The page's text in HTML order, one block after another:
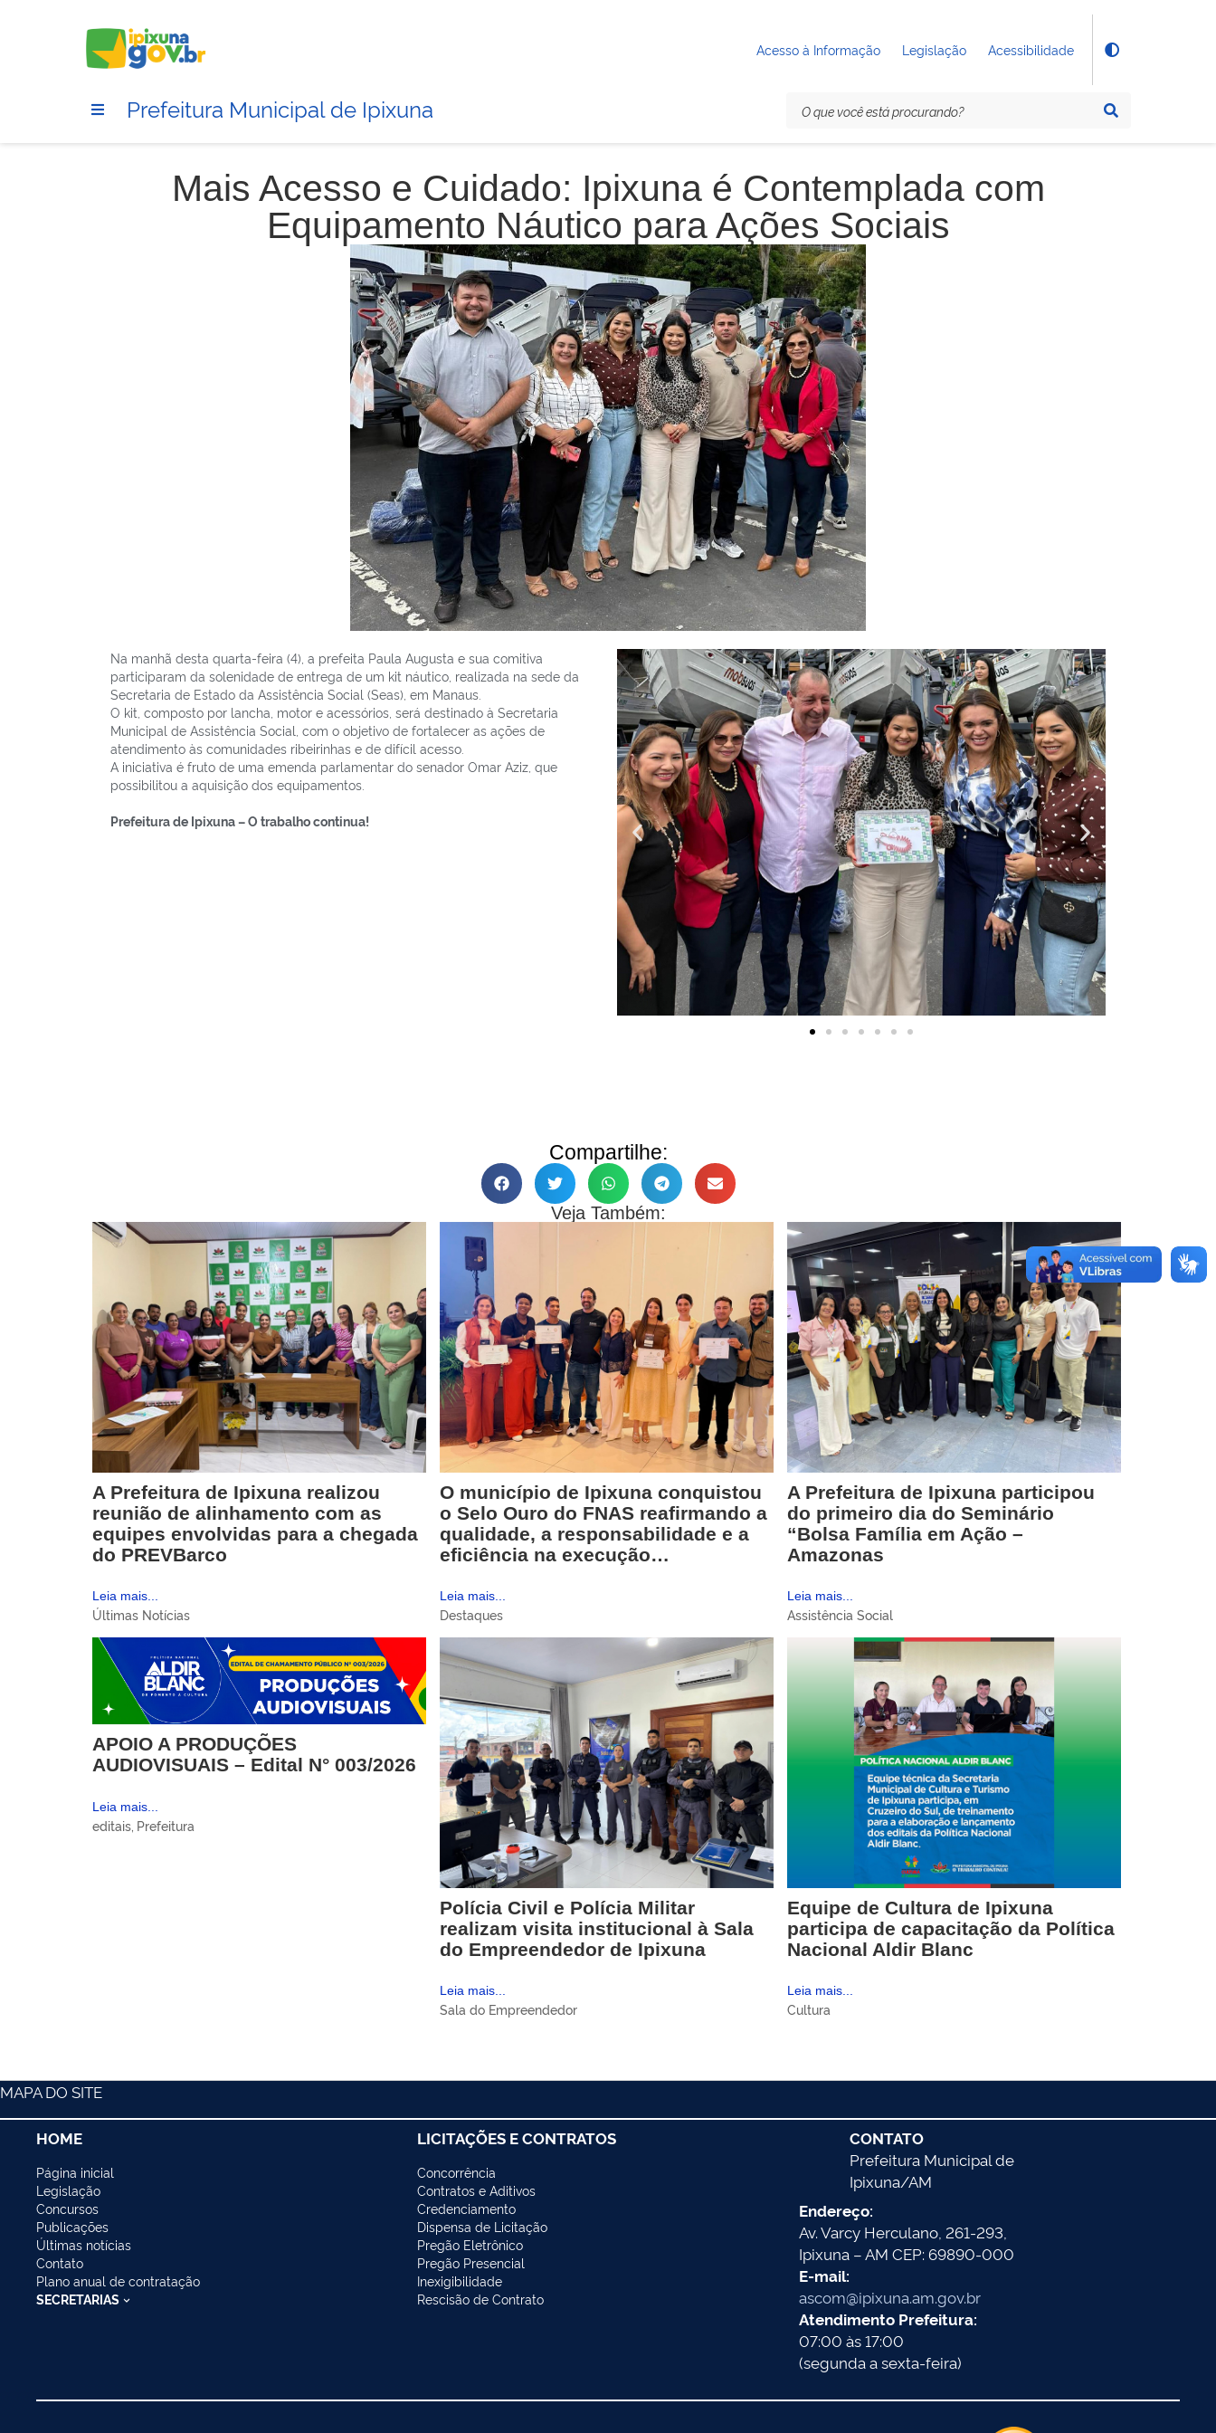
Acesso à Informação Legislação Acessibilidade
Prefeitura Municipal de Ipixuna
Mais Acesso e Cuidado: Ipixuna é Contemplada com
Equipamento Náutico para Ações Sociais
Na manhã desta quarta-feira (4), a prefeita Paula Augusta e sua comitiva
participaram da solenidade de entrega de um kit náutico, realizada na sede da
Secretaria de Estado da Assistência Social (Seas), em Manaus.
O kit, composto por lancha, motor e acessórios, será destinado à Secretaria
Municipal de Assistência Social, com o objetivo de fortalecer as ações de
atendimento às comunidades ribeirinhas e de difícil acesso.
A iniciativa é fruto de uma emenda parlamentar do senador Omar Aziz, que
possibilitou a aquisição dos equipamentos.
Prefeitura de Ipixuna – O trabalho continua!
Compartilhe:
Veja Também:
A Prefeitura de Ipixuna realizou
reunião de alinhamento com as
equipes envolvidas para a chegada
do PREVBarco
Leia mais...
Últimas Notícias
O município de Ipixuna conquistou
o Selo Ouro do FNAS reafirmando a
qualidade, a responsabilidade e a
eficiência na execução…
Leia mais...
Destaques
A Prefeitura de Ipixuna participou
do primeiro dia do Seminário
“Bolsa Família em Ação –
Amazonas
Leia mais...
Assistência Social
APOIO A PRODUÇÕES
AUDIOVISUAIS – Edital N° 003/2026
Leia mais...
editais Prefeitura
Polícia Civil e Polícia Militar
realizam visita institucional à Sala
do Empreendedor de Ipixuna
Leia mais...
Sala do Empreendedor
Equipe de Cultura de Ipixuna
participa de capacitação da Política
Nacional Aldir Blanc
Leia mais...
Cultura
MAPA DO SITE
HOME
Página inicial
Legislação
Concursos
Publicações
Últimas notícias
Contato
Plano anual de contratação
SECRETARIAS
LICITAÇÕES E CONTRATOS
Concorrência
Contratos e Aditivos
Credenciamento
Dispensa de Licitação
Pregão Eletrônico
Pregão Presencial
Inexigibilidade
Rescisão de Contrato
CONTATO
Prefeitura Municipal de
Ipixuna/AM
Endereço:
Av. Varcy Herculano, 261-293,
Ipixuna – AM CEP: 69890-000
E-mail:
ascom@ipixuna.am.gov.br
Atendimento Prefeitura:
07:00 às 17:00
(segunda a sexta-feira)